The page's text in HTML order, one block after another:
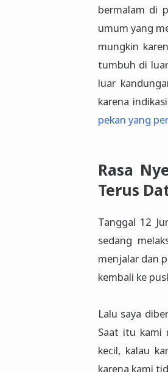
bermalam di
umum yang
mungkin
tumbuh di
luar
karena
pekan yang
Rasa
Terus
Tanggal 12
sedang
menjalar dan
kembali ke
Lalu saya
Saat itu kami
kecil, kalau
karena kami